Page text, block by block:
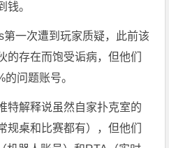
钱。
一次遭到玩家质疑，此前该
的存在而饱受诟病，但他们
问题账号。
特解释说虽然自家扑克室的
规桌和比赛都有），但他们